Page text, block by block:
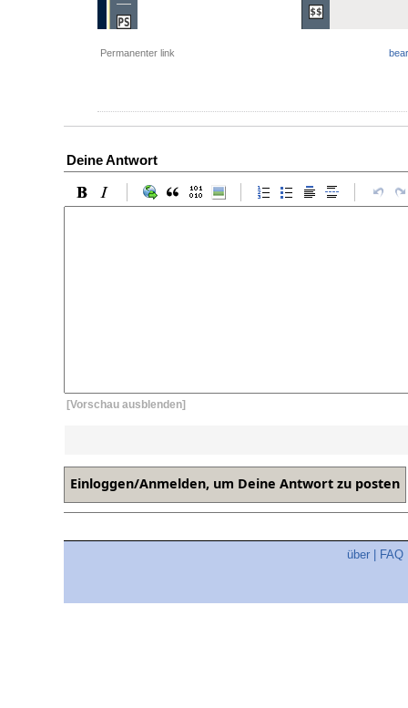
Permanenter link
Deine Antwort
[Vorschau ausblenden]
über FAQ